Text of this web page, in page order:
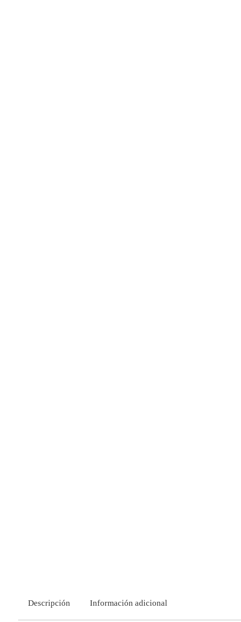
Descripción Información adicional